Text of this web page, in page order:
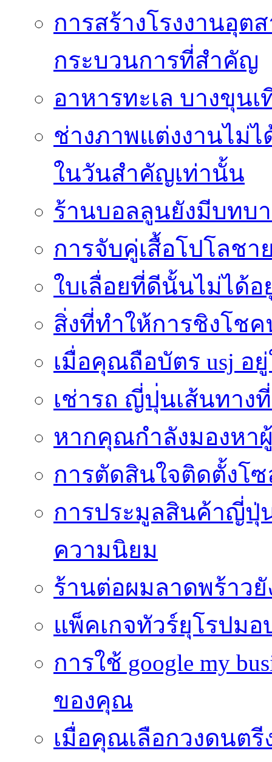
การสร้างโรงงานอุต
กระบวนการที่สำคัญ
อาหารทะเล บางขุน
ช่างภาพแต่งงานไม่
ในวันสำคัญเท่านั้น
ร้านบอลลูนยังมีบทบ
การจับคู่เสื้อโปโลชา
ใบเลื่อยที่ดีนั้นไม่ได้
สิ่งที่ทำให้การชิงโช
เมื่อคุณถือบัตร usj อ
เช่ารถ ญี่ปุ่นเส้นทาง
หากคุณกำลังมองหา
การตัดสินใจติดตั้งโซ
การประมูลสินค้าญี่ปุ่
ความนิยม
ร้านต่อผมลาดพร้าว
แพ็คเกจทัวร์ยุโรปม
การใช้ google my
ของคุณ
เมื่อคุณเลือกวงดนต